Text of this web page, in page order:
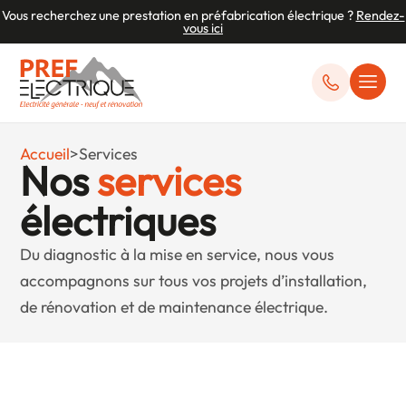
Vous recherchez une prestation en préfabrication électrique ? Rendez-
vous ici
Accueil>Services
Nosservices
électriques
Du diagnostic à la mise en service, nous vous
accompagnons sur tous vos projets d’installation,
de rénovation et de maintenance électrique.